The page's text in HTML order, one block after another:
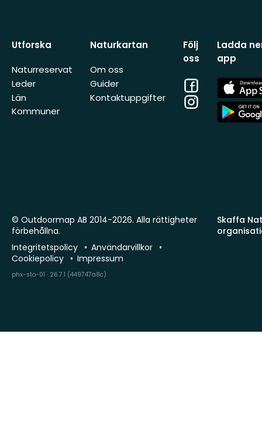
Utforska
Naturreservat
Leder
Län
Kommuner
Naturkartan
Om oss
Guider
Kontaktuppgifter
Följ
oss
Facebook
Instagram
Ladda
app
App
Store
App
Store
Skaffa
© Outdoormap AB 2014-2026. Alla rättigheter
förbehållna.
Integritetspolicy
Användarvillkor
Cookiepolicy
Impressum
phx-sto-01 · 26.7.1 (449747a8c)